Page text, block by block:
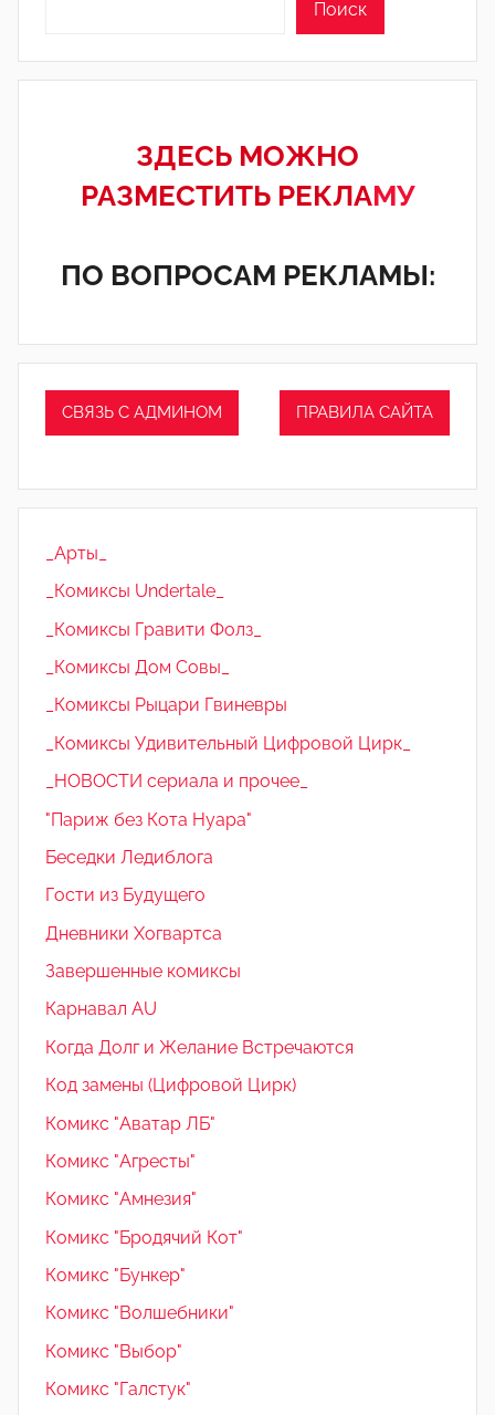
Поиск
ЗДЕСЬ МОЖНО
РАЗМЕСТИТЬ РЕКЛАМУ
ПО ВОПРОСАМ РЕКЛАМЫ:
СВЯЗЬ С АДМИНОМ ПРАВИЛА САЙТА
_Арты_
_Комиксы Undertale_
_Комиксы Гравити Фолз_
_Комиксы Дом Совы_
_Комиксы Рыцари Гвиневры
_Комиксы Удивительный Цифровой Цирк_
_НОВОСТИ сериала и прочее_
"Париж без Кота Нуара"
Беседки Ледиблога
Гости из Будущего
Дневники Хогвартса
Завершенные комиксы
Карнавал AU
Когда Долг и Желание Встречаются
Код замены (Цифровой Цирк)
Комикс "Аватар ЛБ"
Комикс "Агресты"
Комикс "Амнезия"
Комикс "Бродячий Кот"
Комикс "Бункер"
Комикс "Волшебники"
Комикс "Выбор"
Комикс "Галстук"